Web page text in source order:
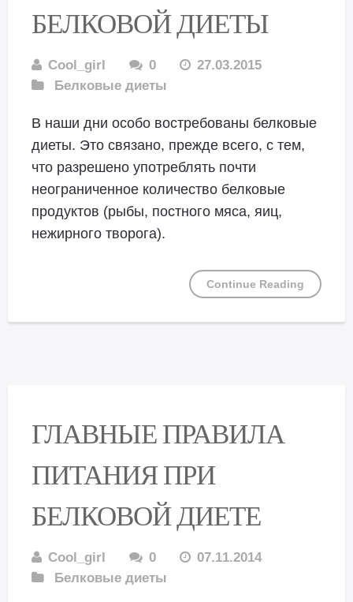
БЕЛКОВОЙ ДИЕТЫ
Cool_girl 0
27.03.2015
Белковые диеты
В наши дни особо востребованы белковые
диеты. Это связано, прежде всего, с тем,
что разрешено употреблять почти
неограниченное количество белковые
продуктов (рыбы, постного мяса, яиц,
нежирного творога).
Continue Reading
ГЛАВНЫЕ ПРАВИЛА
ПИТАНИЯ ПРИ
БЕЛКОВОЙ ДИЕТЕ
Cool_girl 0
07.11.2014
Белковые диеты